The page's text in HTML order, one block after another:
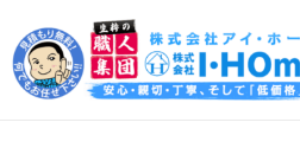
容
を